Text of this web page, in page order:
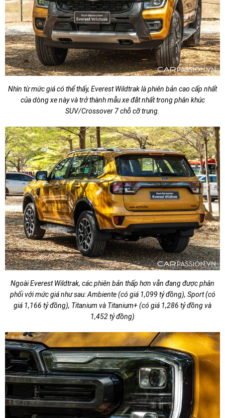
Nhìn từ mức giá có thể thấy, Everest Wildtrak là phiên bản cao cấp nhất
của dòng xe này và trở thành mẫu xe đắt nhất trong phân khúc
SUV/Crossover 7 chỗ cỡ trung.
Ngoài Everest Wildtrak, các phiên bản thấp hơn vẫn đang được phân
phối với mức giá như sau: Ambiente (có giá 1,099 tỷ đồng), Sport (có
giá 1,166 tỷ đồng), Titanium và Titanium+ (có giá 1,286 tỷ đồng và
1,452 tỷ đồng)